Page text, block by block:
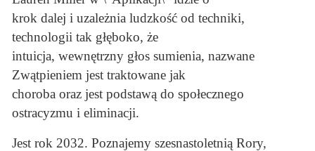
krok dalej i uzależnia ludzkość od techniki,
technologii tak głęboko, że
intuicja, wewnętrzny głos sumienia, nazwane
Zwątpieniem jest traktowane jak
choroba oraz jest podstawą do społecznego
ostracyzmu i eliminacji.
Jest rok 2032. Poznajemy szesnastoletnią Rory,